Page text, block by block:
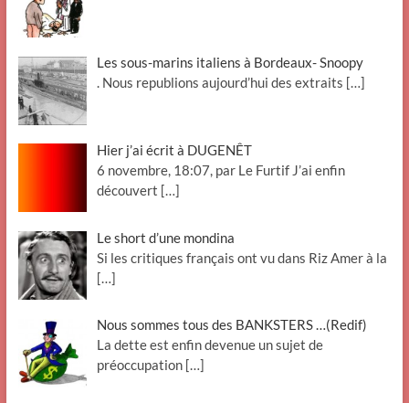
Les sous-marins italiens à Bordeaux- Snoopy
. Nous republions aujourd’hui des extraits […]
Hier j’ai écrit à DUGENÊT
6 novembre, 18:07, par Le Furtif J’ai enfin
découvert […]
Le short d’une mondina
Si les critiques français ont vu dans Riz Amer à la
[…]
Nous sommes tous des BANKSTERS …(Redif)
La dette est enfin devenue un sujet de
préoccupation […]